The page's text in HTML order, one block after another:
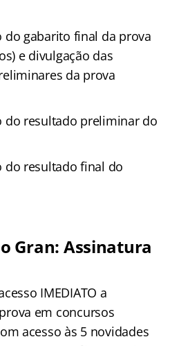
do gabarito final da prova
e divulgação das
da prova
do resultado preliminar do
do resultado final do
Gran: Assinatura
IMEDIATO a
em concursos
acesso às 5 novidades